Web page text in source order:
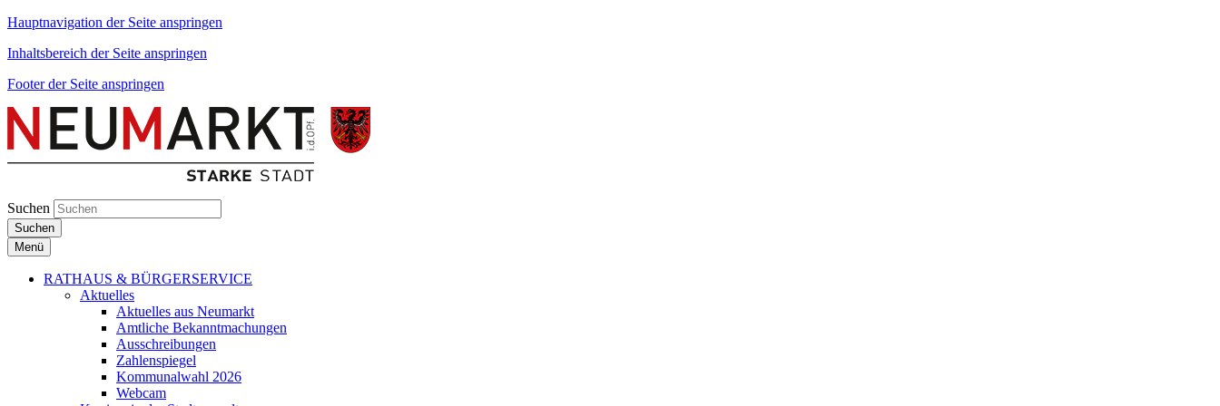
Hauptnavigation der Seite anspringen
Inhaltsbereich der Seite anspringen
Footer der Seite anspringen
Suchen
Suchen
Menü
RATHAUS & BÜRGERSERVICE
Aktuelles
Aktuelles aus Neumarkt
Amtliche Bekanntmachungen
Ausschreibungen
Zahlenspiegel
Kommunalwahl 2026
Webcam